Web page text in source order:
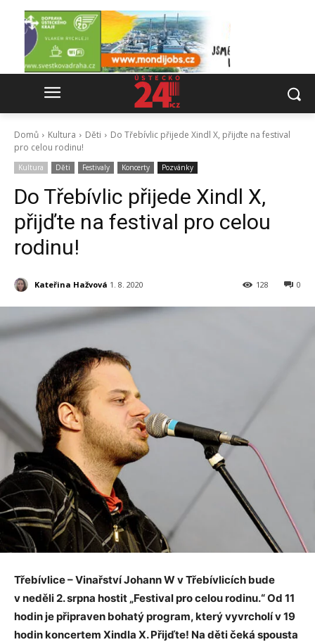
Domů Kultura Děti
Do Třebívlic přijede Xindl X, přijďte na festival
pro celou rodinu!
Kultura Děti Festivaly Koncerty Pozvánky
Do Třebívlic přijede Xindl X,
přijďte na festival pro celou
rodinu!
Kateřina Hažvová 1. 8. 2020 0
128
Třebívlice – Vinařství Johann W v Třebívlicích bude
v neděli 2. srpna hostit „Festival pro celou rodinu.“ Od 11
hodin je připraven bohatý program, který vyvrcholí v 19
hodin koncertem Xindla X. Přijďte! Na děti čeká spousta